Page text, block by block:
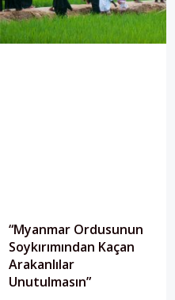
“Myanmar Ordusunun
Soykırımından Kaçan
Arakanlılar
Unutulmasın”